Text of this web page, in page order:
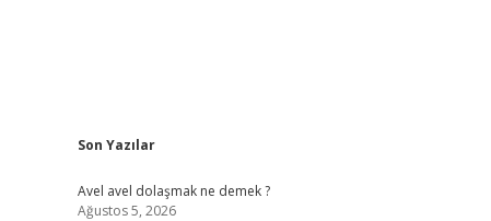
Sidebar
Son Yazılar
Avel avel dolaşmak ne demek ?
Ağustos 5, 2026